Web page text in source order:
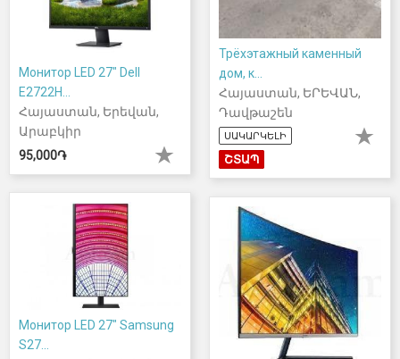
Трёхэтажный каменный
дом, к...
Հայաստան, ԵՐԵՎԱՆ,
Դավթաշեն
ՍԱԿԱՐԿԵԼԻ
ՇՏԱՊ
Монитор LED 27" Dell
E2722H...
Հայաստան, Երեվան,
Արաբկիր
95,000֏
Монитор LED 27" Samsung
S27...